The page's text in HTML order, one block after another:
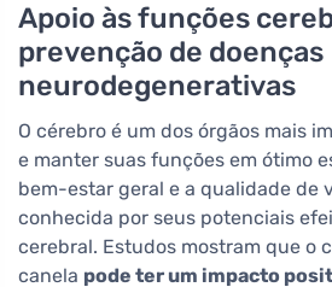
Apoio às funções
prevenção de doenças
neurodegenerativas
O cérebro é um dos órgãos mais
e manter suas funções em ótimo
bem-estar geral e a qualidade de
conhecida por seus potenciais
cerebral. Estudos mostram que o
canela pode ter um impacto